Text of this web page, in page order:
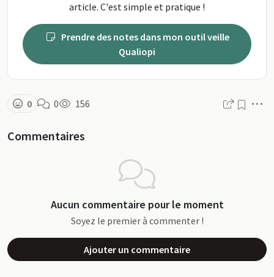
article. C'est simple et pratique !
Qualiopi
0 0 156
Commentaires
Aucun commentaire pour le moment
Soyez le premier à commenter !
Ajouter un commentaire